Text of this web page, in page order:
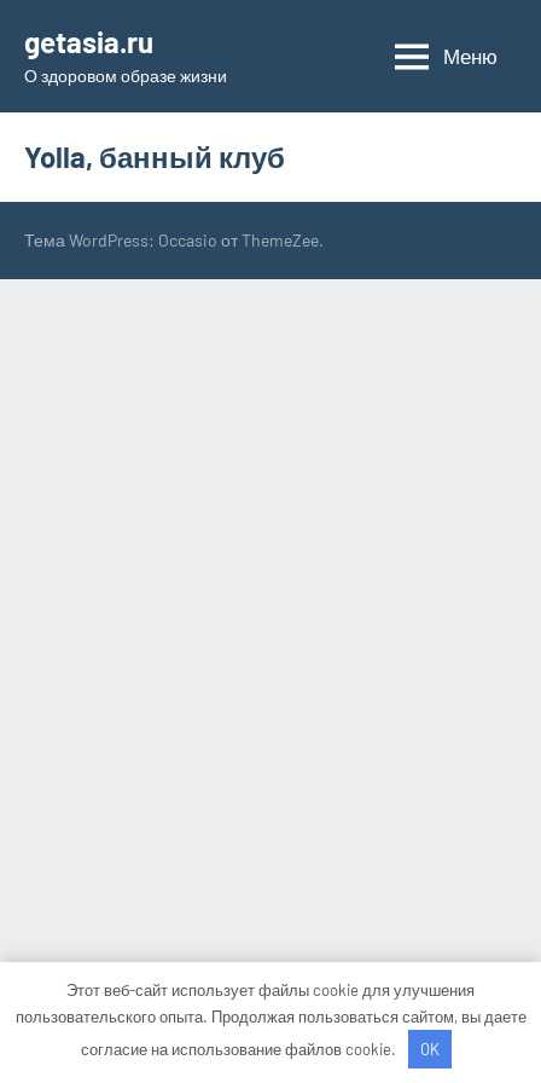
содержимому
getasia.ru
О здоровом образе жизни
Меню
Yolla, банный клуб
Тема WordPress: Occasio от ThemeZee.
Этот веб-сайт использует файлы cookie для улучшения
пользовательского опыта. Продолжая пользоваться сайтом, вы даете
согласие на использование файлов cookie.
OK